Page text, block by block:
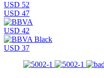
USD 52
USD 47
USD 42
USD 37